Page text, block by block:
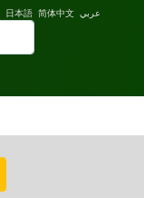
日本語 简体中文 عربي